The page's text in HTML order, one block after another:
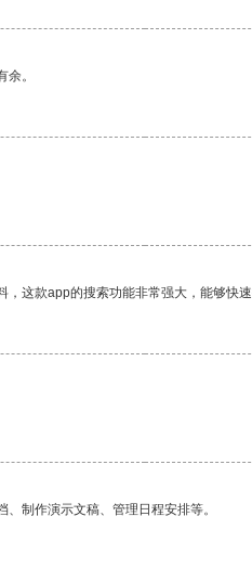
。
这款app的搜索功能非常强大，能够快速
制作演示文稿、管理日程安排等。